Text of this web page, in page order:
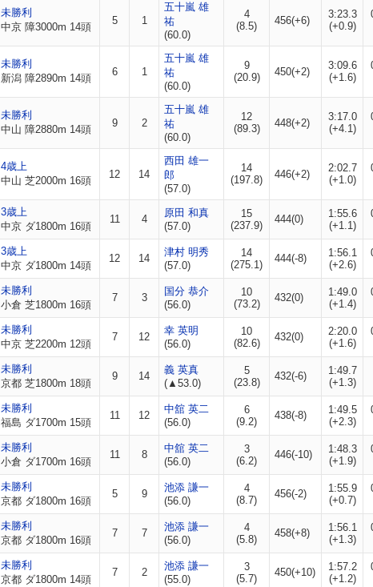
未勝利
中京 障3000m 14頭
5 1
五十嵐 雄
祐
(60.0)
4
(8.5)
456(+6)
3:23.3
(+0.9)
未勝利
新潟 障2890m 14頭
6 1
五十嵐 雄
祐
(60.0)
9
(20.9)
450(+2)
3:09.6
(+1.6)
未勝利
中山 障2880m 14頭
9 2
五十嵐 雄
祐
(60.0)
12
(89.3)
448(+2)
3:17.0
(+4.1)
4歳上
中山 芝2000m 16頭
12 14
西田 雄一
郎
(57.0)
14
(197.8)
446(+2)
2:02.7
(+1.0)
3歳上
中京 ダ1800m 16頭
11 4
原田 和真
(57.0)
15
(237.9)
444(0)
1:55.6
(+1.1)
3歳上
中京 ダ1800m 14頭
12 14
津村 明秀
(57.0)
14
(275.1)
444(-8)
1:56.1
(+2.6)
未勝利
小倉 芝1800m 16頭
7 3
国分 恭介
(56.0)
10
(73.2)
432(0)
1:49.0
(+1.4)
未勝利
中京 芝2200m 12頭
7 12
幸 英明
(56.0)
10
(82.6)
432(0)
2:20.0
(+1.6)
未勝利
京都 芝1800m 18頭
9 14
義 英真
(▲53.0)
5
(23.8)
432(-6)
1:49.7
(+1.3)
未勝利
福島 ダ1700m 15頭
11 12
中舘 英二
(56.0)
6
(9.2)
438(-8)
1:49.5
(+2.3)
未勝利
小倉 ダ1700m 16頭
11 8
中舘 英二
(56.0)
3
(6.2)
446(-10)
1:48.3
(+1.9)
未勝利
京都 ダ1800m 16頭
5 9
池添 謙一
(56.0)
4
(8.7)
456(-2)
1:55.9
(+0.7)
未勝利
京都 ダ1800m 16頭
7 7
池添 謙一
(56.0)
4
(5.8)
458(+8)
1:56.1
(+1.3)
未勝利
京都 ダ1800m 14頭
7 2
池添 謙一
(55.0)
3
(5.7)
450(+10)
1:57.2
(+1.2)